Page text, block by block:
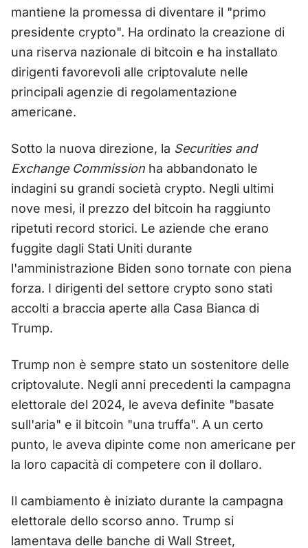
mantiene la promessa di diventare il "primo
presidente crypto". Ha ordinato la creazione di
una riserva nazionale di bitcoin e ha installato
dirigenti favorevoli alle criptovalute nelle
principali agenzie di regolamentazione
americane.
Sotto la nuova direzione, la Securities and
Exchange Commission ha abbandonato le
indagini su grandi società crypto. Negli ultimi
nove mesi, il prezzo del bitcoin ha raggiunto
ripetuti record storici. Le aziende che erano
fuggite dagli Stati Uniti durante
l'amministrazione Biden sono tornate con piena
forza. I dirigenti del settore crypto sono stati
accolti a braccia aperte alla Casa Bianca di
Trump.
Trump non è sempre stato un sostenitore delle
criptovalute. Negli anni precedenti la campagna
elettorale del 2024, le aveva definite "basate
sull'aria" e il bitcoin "una truffa". A un certo
punto, le aveva dipinte come non americane per
la loro capacità di competere con il dollaro.
Il cambiamento è iniziato durante la campagna
elettorale dello scorso anno. Trump si
lamentava delle banche di Wall Street,